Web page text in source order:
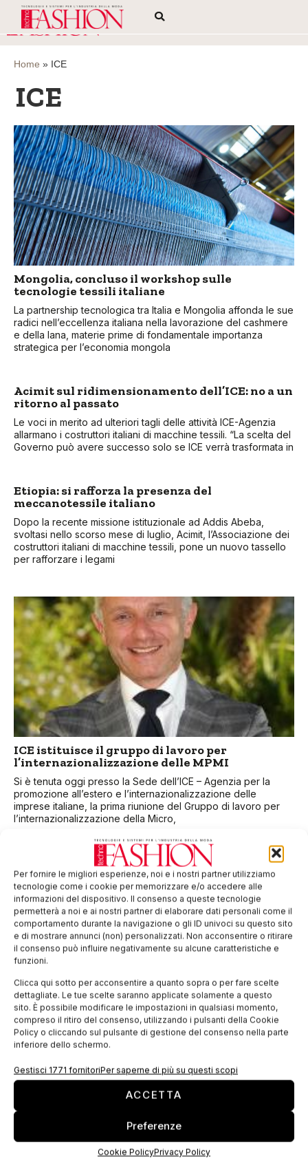
Per fornire le migliori esperienze, noi e i nostri partner utilizziamo
tecnologie come i cookie per memorizzare e/o accedere alle
informazioni del dispositivo. Il consenso a queste tecnologie
permetterà a noi e ai nostri partner di elaborare dati personali come il
comportamento durante la navigazione o gli ID univoci su questo sito
e di mostrare annunci (non) personalizzati. Non acconsentire o ritirare
il consenso può influire negativamente su alcune caratteristiche e
funzioni.
Clicca qui sotto per acconsentire a quanto sopra o per fare scelte
dettagliate. Le tue scelte saranno applicate solamente a questo
sito. È possibile modificare le impostazioni in qualsiasi momento,
compreso il ritiro del consenso, utilizzando i pulsanti della Cookie
Policy o cliccando sul pulsante di gestione del consenso nella parte
inferiore dello schermo.
Gestisci 1771 fornitoriPer saperne di più su questi scopi
ACCETTA
Preferenze
Cookie PolicyPrivacy Policy
Home » ICE
ICE
Mongolia, concluso il workshop sulle
tecnologie tessili italiane
La partnership tecnologica tra Italia e Mongolia affonda le sue
radici nell’eccellenza italiana nella lavorazione del cashmere
e della lana, materie prime di fondamentale importanza
strategica per l’economia mongola
Acimit sul ridimensionamento dell’ICE: no a un
ritorno al passato
Le voci in merito ad ulteriori tagli delle attività ICE-Agenzia
allarmano i costruttori italiani di macchine tessili. “La scelta del
Governo può avere successo solo se ICE verrà trasformata in
Etiopia: si rafforza la presenza del
meccanotessile italiano
Dopo la recente missione istituzionale ad Addis Abeba,
svoltasi nello scorso mese di luglio, Acimit, l’Associazione dei
costruttori italiani di macchine tessili, pone un nuovo tassello
per rafforzare i legami
ICE istituisce il gruppo di lavoro per
l’internazionalizzazione delle MPMI
Si è tenuta oggi presso la Sede dell’ICE – Agenzia per la
promozione all’estero e l’internazionalizzazione delle
imprese italiane, la prima riunione del Gruppo di lavoro per
l’internazionalizzazione della Micro,
Riccardo Monti è il nuovo presidente Ice
E’ Riccardo Monti il nuovo Presidente dell’Agenzia ICE –
Agenzia per la promozione all’estero e
Monti, 44 anni, si è laureato in Economia e Commercio
all’Università